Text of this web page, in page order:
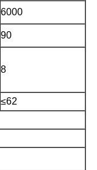
6000
90
8
≤62